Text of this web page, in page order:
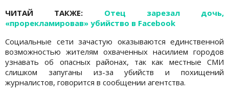
ЧИТАЙ ТАКЖЕ: Отец зарезал дочь,
«прорекламировав» убийство в Facebook
Социальные сети зачастую оказываются единственной
возможностью жителям охваченных насилием городов
узнавать об опасных районах, так как местные СМИ
слишком запуганы из-за убийств и похищений
журналистов, говорится в сообщении агентства.